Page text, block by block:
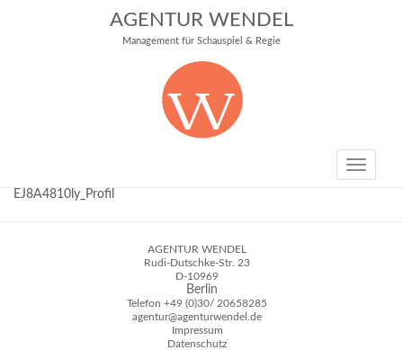
AGENTUR WENDEL
Management für Schauspiel & Regie
Toggle
EJ8A4810ly_Profil
AGENTUR WENDEL
Rudi-Dutschke-Str. 23
D-10969
Berlin
Telefon +49 (0)30/ 20658285
agentur@agenturwendel.de
Impressum
Datenschutz